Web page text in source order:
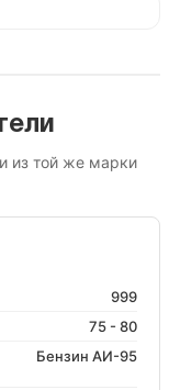
из той же марки
999
75 - 80
Бензин АИ-95